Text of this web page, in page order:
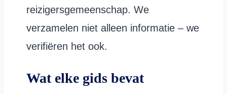
reizigersgemeenschap. We
verzamelen niet alleen informatie – we
verifiëren het ook.
Wat elke gids bevat